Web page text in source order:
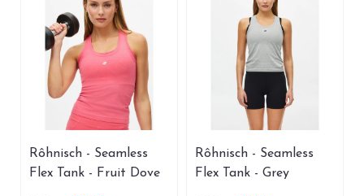
Rôhnisch - Seamless
Flex Tank - Fruit Dove
Rôhnisch - Seamless
Flex Tank - Grey